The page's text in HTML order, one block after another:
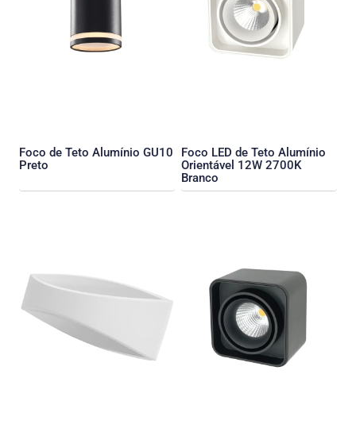
Foco de Teto Alumínio GU10
Preto
Foco LED de Teto Alumínio
Orientável 12W 2700K
Branco